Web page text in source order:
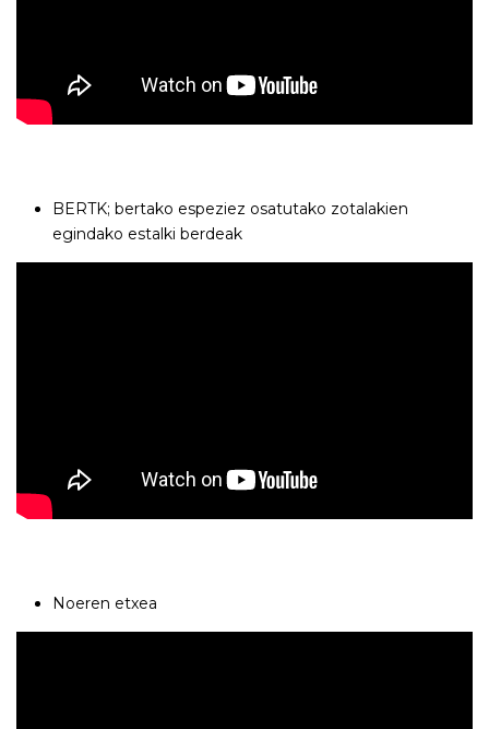
BERTK; bertako espeziez osatutako zotalakien
egindako estalki berdeak
Noeren etxea